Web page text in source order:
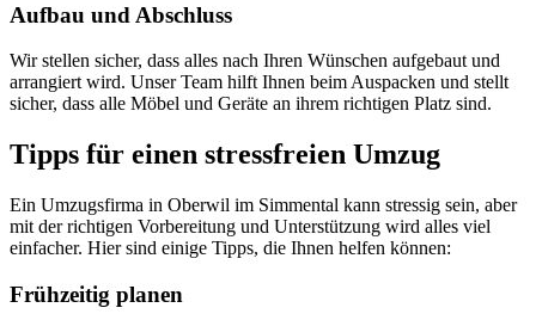
Aufbau und Abschluss
Wir stellen sicher, dass alles nach Ihren Wünschen aufgebaut und
arrangiert wird. Unser Team hilft Ihnen beim Auspacken und stellt
sicher, dass alle Möbel und Geräte an ihrem richtigen Platz sind.
Tipps für einen stressfreien Umzug
Ein Umzugsfirma in Oberwil im Simmental kann stressig sein, aber
mit der richtigen Vorbereitung und Unterstützung wird alles viel
einfacher. Hier sind einige Tipps, die Ihnen helfen können:
Frühzeitig planen